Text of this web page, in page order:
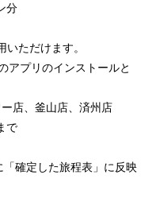
分
ただけます。
アプリのインストールと
店、釜山店、済州店
確定した旅程表」に反映